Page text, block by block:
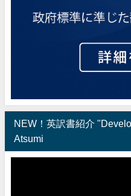
NEW！英訳書紹介
Atsumi